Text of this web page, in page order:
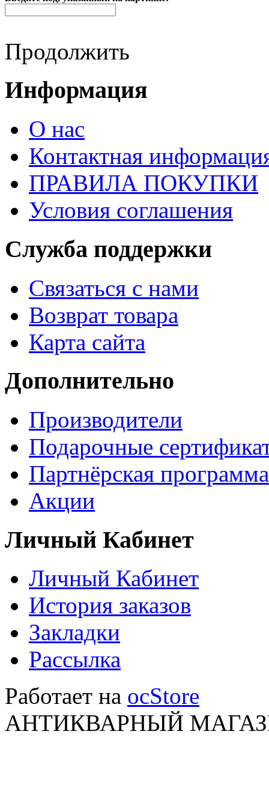
Продолжить
Информация
О нас
Контактная
ПРАВИЛА ПОКУПКИ
Условия соглашения
Служба поддержки
Связаться с нами
Возврат товара
Карта сайта
Дополнительно
Производители
Подарочные
Партнёрская программа
Акции
Личный Кабинет
Личный Кабинет
История заказов
Закладки
Рассылка
Работает на ocStore
АНТИКВАРНЫЙ